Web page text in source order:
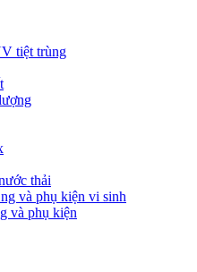
tiệt trùng
thải
và phụ kiện vi sinh
và phụ kiện